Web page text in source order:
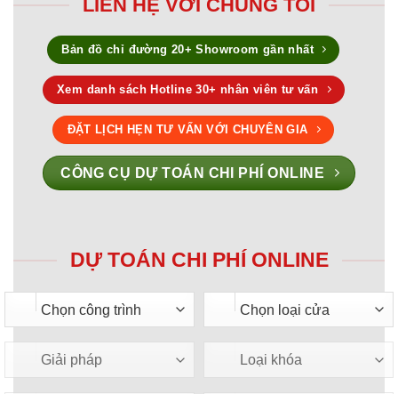
LIÊN HỆ VỚI CHÚNG TÔI
Bản đồ chỉ đường 20+ Showroom gần nhất
Xem danh sách Hotline 30+ nhân viên tư vấn
ĐẶT LỊCH HẸN TƯ VẤN VỚI CHUYÊN GIA
CÔNG CỤ DỰ TOÁN CHI PHÍ ONLINE
DỰ TOÁN CHI PHÍ ONLINE